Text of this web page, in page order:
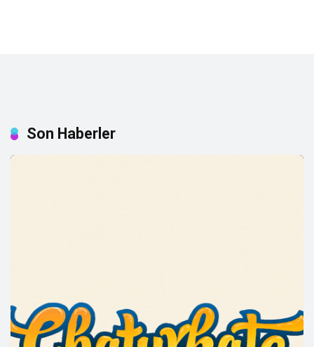
Son Haberler